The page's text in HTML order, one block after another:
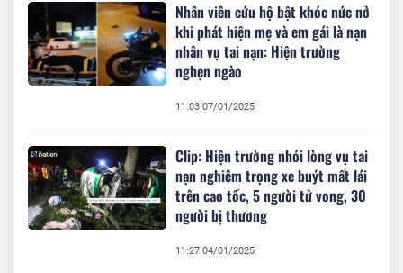
Nhân viên cứu hộ bật khóc nức nở
khi phát hiện mẹ và em gái là nạn
nhân vụ tai nạn: Hiện trường
nghẹn ngào
11:03 07/01/2025
Clip: Hiện trường nhói lòng vụ tai
nạn nghiêm trọng xe buýt mất lái
trên cao tốc, 5 người tử vong, 30
người bị thương
11:27 04/01/2025